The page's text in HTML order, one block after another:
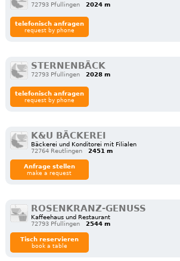
72793 Pfullingen 2024 m
telefonisch anfragen
request by phone
STERNENBÄCK
72793 Pfullingen 2028 m
telefonisch anfragen
request by phone
K&U BÄCKEREI
Bäckerei und Konditorei mit Filialen
72764 Reutlingen
2451 m
Anfrage stellen
make a request
ROSENKRANZ-GENUSS
Kaffeehaus und Restaurant
72793 Pfullingen
2544 m
Tisch reservieren
book a table